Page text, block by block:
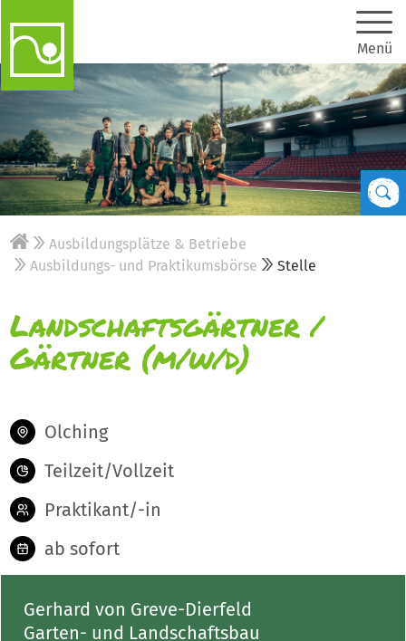
Menü
Ausbildungsplätze & Betriebe
Ausbildungs- und Praktikumsbörse
Stelle
Landschaftsgärtner /
Gärtner (m/w/d)
Olching
Teilzeit/Vollzeit
Praktikant/-in
ab sofort
Gerhard von Greve-Dierfeld
Garten- und Landschaftsbau